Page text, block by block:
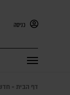
כניסה
דף הבית »